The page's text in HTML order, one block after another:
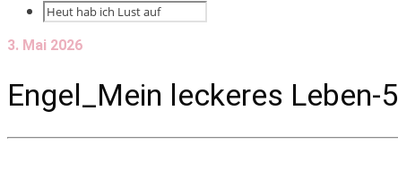
3. Mai 2026
Engel_Mein leckeres Leben-5